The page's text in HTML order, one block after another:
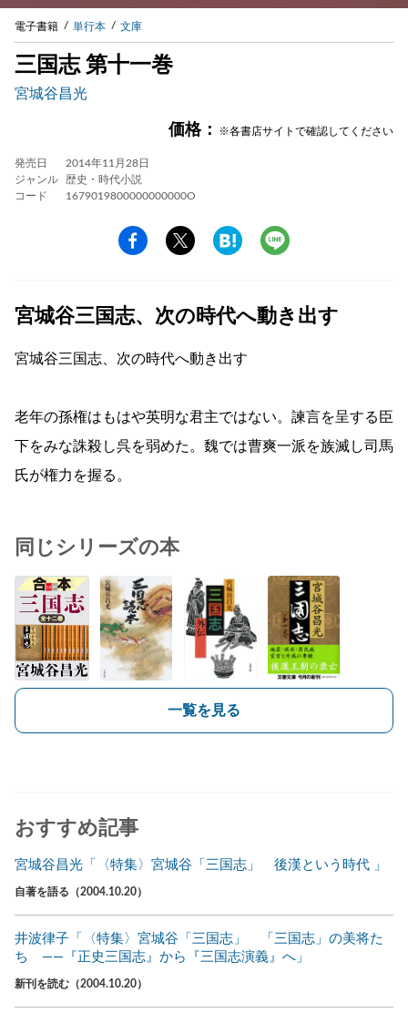
電子書籍 単行本 文庫
三国志 第十一巻
宮城谷昌光
価格： ※各書店サイトで確認してください
発売日
2014年11月28日
ジャンル
歴史・時代小説
コード
1679019800000000000O
宮城谷三国志、次の時代へ動き出す
宮城谷三国志、次の時代へ動き出す
老年の孫権はもはや英明な君主ではない。諫言を呈する臣
下をみな誅殺し呉を弱めた。魏では曹爽一派を族滅し司馬
氏が権力を握る。
同じシリーズの本
一覧を見る
おすすめ記事
宮城谷昌光「〈特集〉宮城谷「三国志」 後漢という時代 」
自著を語る（2004.10.20）
井波律子「〈特集〉宮城谷「三国志」 「三国志」の美将た
ち ――『正史三国志』から『三国志演義』へ」
新刊を読む（2004.10.20）